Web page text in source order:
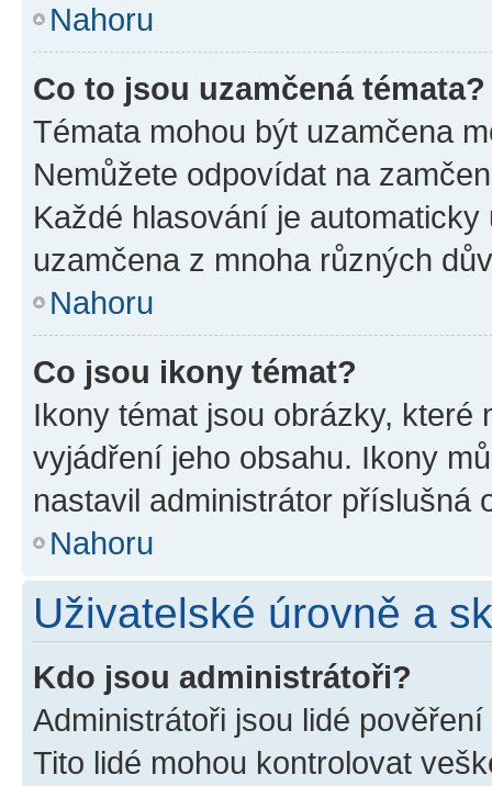
Nahoru
Co to jsou uzamčená témata?
Témata mohou být uzamčena
Nemůžete odpovídat na
Každé hlasování je
uzamčena z mnoha různých
Nahoru
Co jsou ikony témat?
Ikony témat jsou obrázky,
vyjádření jeho obsahu. Ikony
nastavil administrátor příslušná
Nahoru
Uživatelské úrovně a
Kdo jsou administrátoři?
Administrátoři jsou lidé
Tito lidé mohou kontrolovat